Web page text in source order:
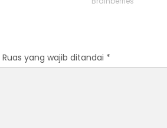
Ruas yang wajib ditandai *